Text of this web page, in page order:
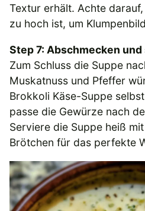
Textur erhält. Achte
zu hoch ist, um
Step 7: Abschmecken
Zum Schluss die Suppe
Muskatnuss und Pfeffer
Brokkoli Käse-Suppe
passe die Gewürze nach
Serviere die Suppe heiß
Brötchen für das perfekte